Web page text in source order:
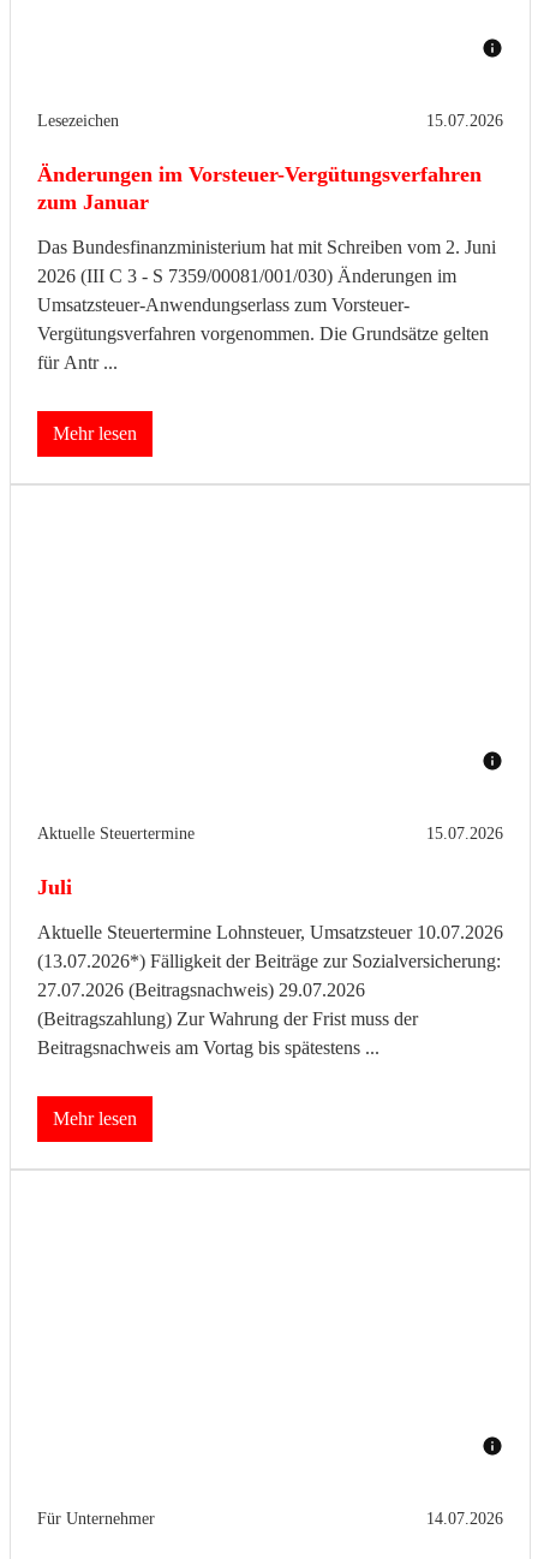
Lesezeichen 15.07.2026
Änderungen im Vorsteuer-Vergütungsverfahren
zum Januar
Das Bundesfinanzministerium hat mit Schreiben vom 2. Juni
2026 (III C 3 - S 7359/00081/001/030) Änderungen im
Umsatzsteuer-Anwendungserlass zum Vorsteuer-
Vergütungsverfahren vorgenommen. Die Grundsätze gelten
für Antr ...
Mehr lesen
Aktuelle Steuertermine 15.07.2026
Juli
Aktuelle Steuertermine Lohnsteuer, Umsatzsteuer 10.07.2026
(13.07.2026*) Fälligkeit der Beiträge zur Sozialversicherung:
27.07.2026 (Beitragsnachweis) 29.07.2026
(Beitragszahlung) Zur Wahrung der Frist muss der
Beitragsnachweis am Vortag bis spätestens ...
Mehr lesen
Für Unternehmer 14.07.2026